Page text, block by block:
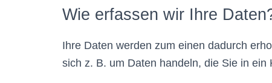
Wie erfassen wir Ihre
Ihre Daten werden zum einen dadurch
sich z. B. um Daten handeln, die Sie in ein